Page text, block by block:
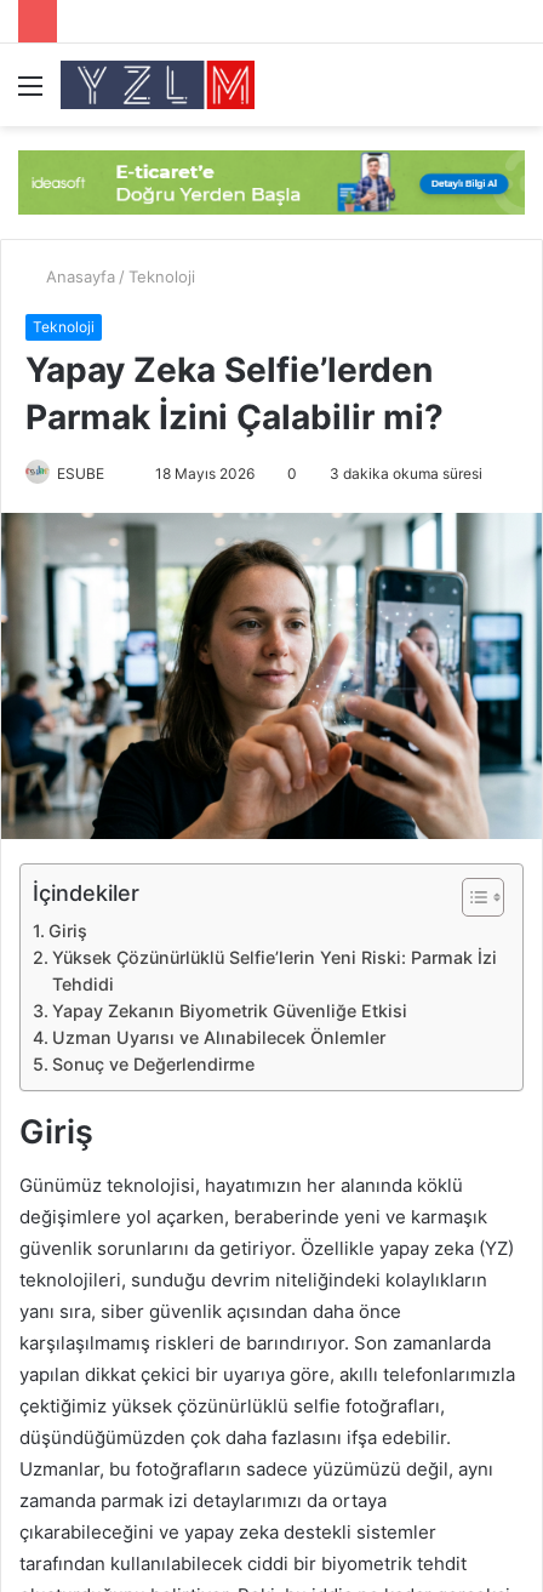
Menü
Anasayfa / Teknoloji
Teknoloji
Yapay Zeka Selfie’lerden
Parmak İzini Çalabilir mi?
ESUBE
r
-
p
o
s
t
e
18 Mayıs 2026 0 3 dakika okuma süresi
İçindekiler
Giriş
Yüksek Çözünürlüklü Selfie’lerin Yeni Riski: Parmak İzi
Tehdidi
Yapay Zekanın Biyometrik Güvenliğe Etkisi
Uzman Uyarısı ve Alınabilecek Önlemler
Sonuç ve Değerlendirme
Giriş
Günümüz teknolojisi, hayatımızın her alanında köklü
değişimlere yol açarken, beraberinde yeni ve karmaşık
güvenlik sorunlarını da getiriyor. Özellikle yapay zeka (YZ)
teknolojileri, sunduğu devrim niteliğindeki kolaylıkların
yanı sıra, siber güvenlik açısından daha önce
karşılaşılmamış riskleri de barındırıyor. Son zamanlarda
yapılan dikkat çekici bir uyarıya göre, akıllı telefonlarımızla
çektiğimiz yüksek çözünürlüklü selfie fotoğrafları,
düşündüğümüzden çok daha fazlasını ifşa edebilir.
Uzmanlar, bu fotoğrafların sadece yüzümüzü değil, aynı
zamanda parmak izi detaylarımızı da ortaya
çıkarabileceğini ve yapay zeka destekli sistemler
tarafından kullanılabilecek ciddi bir biyometrik tehdit